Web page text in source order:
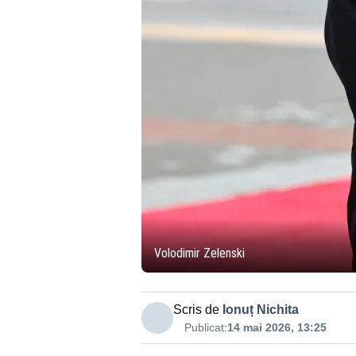
Volodimir Zelenski
Scris de Ionuț Nichita
Publicat:14 mai 2026, 13:25